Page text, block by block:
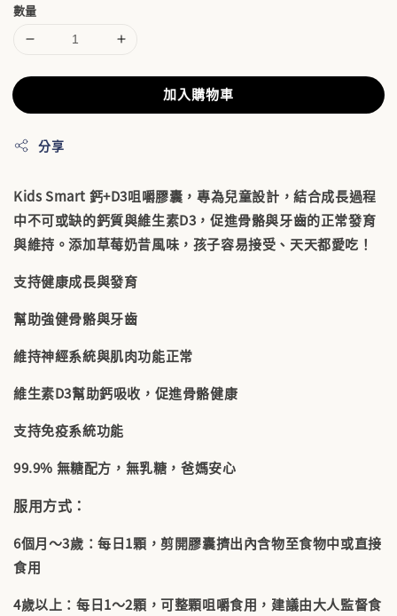
數量
加入購物車
分享
Kids Smart 鈣+D3咀嚼膠囊，專為兒童設計，結合成長過程
中不可或缺的鈣質與維生素D3，促進骨骼與牙齒的正常發育
與維持。添加草莓奶昔風味，孩子容易接受、天天都愛吃！
支持健康成長與發育
幫助強健骨骼與牙齒
維持神經系統與肌肉功能正常
維生素D3幫助鈣吸收，促進骨骼健康
支持免疫系統功能
99.9% 無糖配方，無乳糖，爸媽安心
服用方式：
6個月～3歲：每日1顆，剪開膠囊擠出內含物至食物中或直接
食用
4歲以上：每日1～2顆，可整顆咀嚼食用，建議由大人監督食